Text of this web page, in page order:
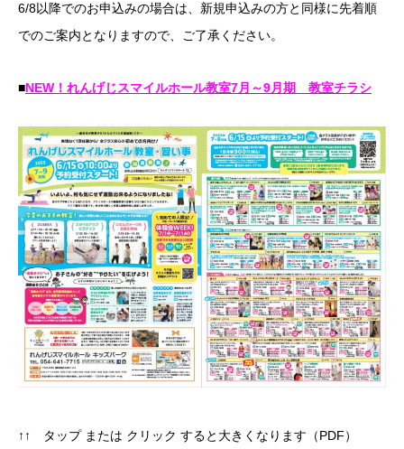
6/8以降でのお申込みの場合は、新規申込みの方と同様に先着順
でのご案内となりますので、ご了承ください。
■NEW！れんげじスマイルホール教室7月～9月期 教室チラシ
↑↑ タップ または クリック すると大きくなります（PDF）